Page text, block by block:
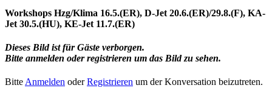
Workshops Hzg/Klima 16.5.(ER), D-Jet 20.6.(ER)/29.8.(F), KA-
Jet 30.5.(HU), KE-Jet 11.7.(ER)
Dieses Bild ist für Gäste verborgen.
Bitte anmelden oder registrieren um das Bild zu sehen.
Bitte Anmelden oderRegistrieren um der Konversation beizutreten.